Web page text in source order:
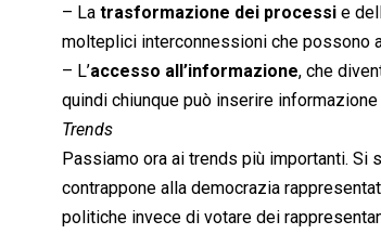
– La trasformazione dei processi e
molteplici interconnessioni che possono
– L’accesso all’informazione, che
quindi chiunque può inserire
Trends
Passiamo ora ai trends più importanti. Si
contrappone alla democrazia
politiche invece di votare dei